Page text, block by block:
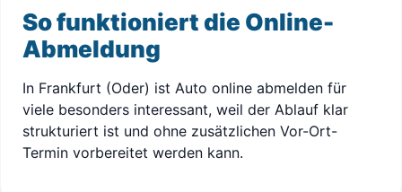
So funktioniert die Online-
Abmeldung
In Frankfurt (Oder) ist Auto online abmelden für
viele besonders interessant, weil der Ablauf klar
strukturiert ist und ohne zusätzlichen Vor-Ort-
Termin vorbereitet werden kann.